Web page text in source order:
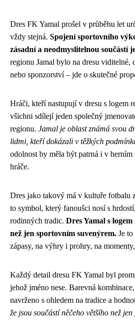
Dres FK Yamal prošel v průběhu let
vždy stejná. Spojení sportovního
zásadní a neodmyslitelnou součástí
regionu Jamal bylo na dresu viditelné,
nebo sponzorství – jde o skutečné
Hráči, kteří nastupují v dresu s logem
všichni sdílejí jeden společný
regionu. Jamal je oblast známá svou
lidmi, kteří dokázali v těžkých
odolnost by měla být patrná i v
hráče.
Dres jako takový má v kultuře fotbalu
to symbol, který fanoušci nosí s
rodinných tradic. Dres Yamal s
než jen sportovním suvenýrem. Je
zápasy, na výhry i prohry, na
Každý detail dresu FK Yamal byl
jehož jméno nese. Barevná
navrženo s ohledem na tradice a
že jsou součástí něčeho většího než